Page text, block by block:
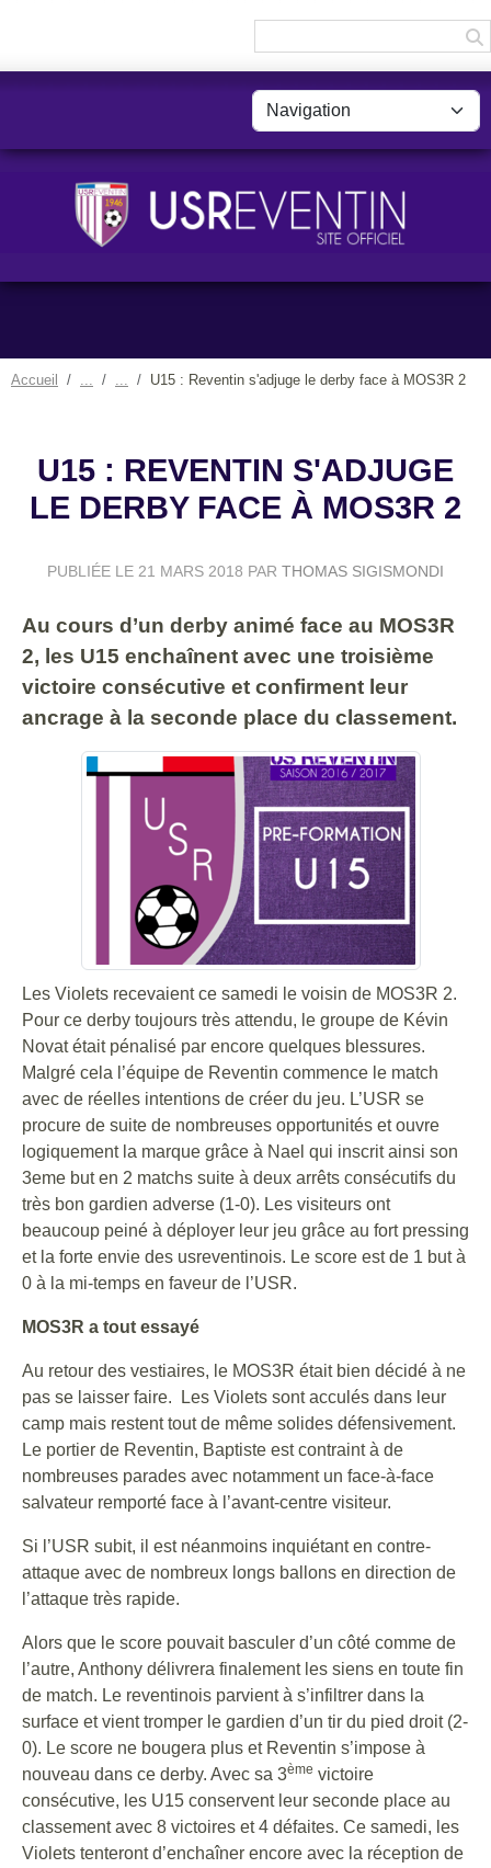
Accueil U15 : Reventin s'adjuge le derby face à MOS3R 2
U15 : REVENTIN S'ADJUGE
LE DERBY FACE À MOS3R 2
PUBLIÉE LE 21 MARS 2018 PAR THOMAS SIGISMONDI
Au cours d’un derby animé face au MOS3R
2, les U15 enchaînent avec une troisième
victoire consécutive et confirment leur
ancrage à la seconde place du classement.
Les Violets recevaient ce samedi le voisin de MOS3R 2.
Pour ce derby toujours très attendu, le groupe de Kévin
Novat était pénalisé par encore quelques blessures.
Malgré cela l’équipe de Reventin commence le match
avec de réelles intentions de créer du jeu. L’USR se
procure de suite de nombreuses opportunités et ouvre
logiquement la marque grâce à Nael qui inscrit ainsi son
3eme but en 2 matchs suite à deux arrêts consécutifs du
très bon gardien adverse (1-0). Les visiteurs ont
beaucoup peiné à déployer leur jeu grâce au fort pressing
et la forte envie des usreventinois. Le score est de 1 but à
0 à la mi-temps en faveur de l’USR.
MOS3R a tout essayé
Au retour des vestiaires, le MOS3R était bien décidé à ne
pas se laisser faire. Les Violets sont acculés dans leur
camp mais restent tout de même solides défensivement.
Le portier de Reventin, Baptiste est contraint à de
nombreuses parades avec notamment un face-à-face
salvateur remporté face à l’avant-centre visiteur.
Si l’USR subit, il est néanmoins inquiétant en contre-
attaque avec de nombreux longs ballons en direction de
l’attaque très rapide.
Alors que le score pouvait basculer d’un côté comme de
l’autre, Anthony délivrera finalement les siens en toute fin
de match. Le reventinois parvient à s’infiltrer dans la
surface et vient tromper le gardien d’un tir du pied droit (2-
0). Le score ne bougera plus et Reventin s’impose à
nouveau dans ce derby. Avec sa 3ème victoire
consécutive, les U15 conservent leur seconde place au
classement avec 8 victoires et 4 défaites. Ce samedi, les
Violets tenteront d’enchaîner encore avec la réception de